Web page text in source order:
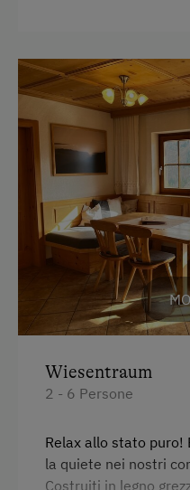
Sentieri tra le
Alpinismo
Noleggio di slittini
Camminata nordica
Piste ciclabili
Sciare
Maestro di sci
Sklift
Escursione
Altri servizi e
Frigorifero
Edificio di
Letto a castello
Letto
Wiesentraum
2 - 6 Persone
Relax allo stato puro!
la quiete nei nostri
Costruiti in legno